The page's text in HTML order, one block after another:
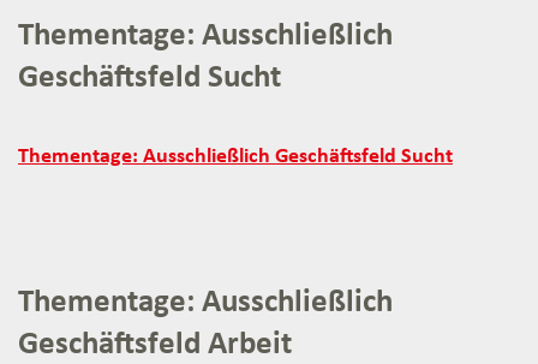
Thementage: Ausschließlich
Geschäftsfeld Sucht
Thementage:
Thementage: Ausschließlich Geschäftsfeld Sucht
Thementage: Ausschließlich
Geschäftsfeld Arbeit